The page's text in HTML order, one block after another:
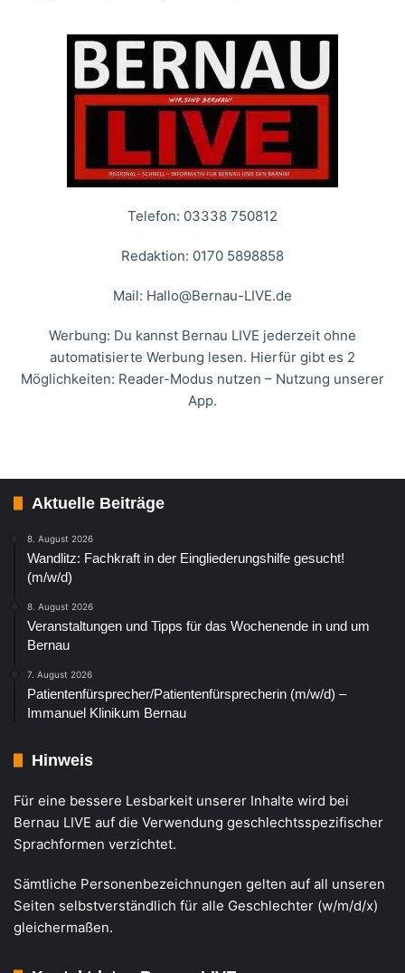
Telefon: 03338 750812
Redaktion: 0170 5898858
Mail: Hallo@Bernau-LIVE.de
Werbung: Du kannst Bernau LIVE jederzeit ohne
automatisierte Werbung lesen. Hierfür gibt es 2
Möglichkeiten: Reader-Modus nutzen – Nutzung unserer
App.
Aktuelle Beiträge
8. August 2026
Wandlitz: Fachkraft in der Eingliederungshilfe gesucht!
(m/w/d)
8. August 2026
Veranstaltungen und Tipps für das Wochenende in und um
Bernau
7. August 2026
Patientenfürsprecher/Patientenfürsprecherin (m/w/d) –
Immanuel Klinikum Bernau
Hinweis
Für eine bessere Lesbarkeit unserer Inhalte wird bei
Bernau LIVE auf die Verwendung geschlechtsspezifischer
Sprachformen verzichtet.
Sämtliche Personenbezeichnungen gelten auf all unseren
Seiten selbstverständlich für alle Geschlechter (w/m/d/x)
gleichermaßen.